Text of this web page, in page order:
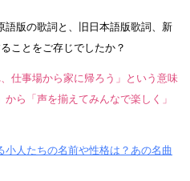
版の歌詞と、旧日本語版歌詞、新
ことをご存じでしたか？
仕事場から家に帰ろう」という意味
ら「声を揃えてみんなで楽しく」
小人たちの名前や性格は？あの名曲